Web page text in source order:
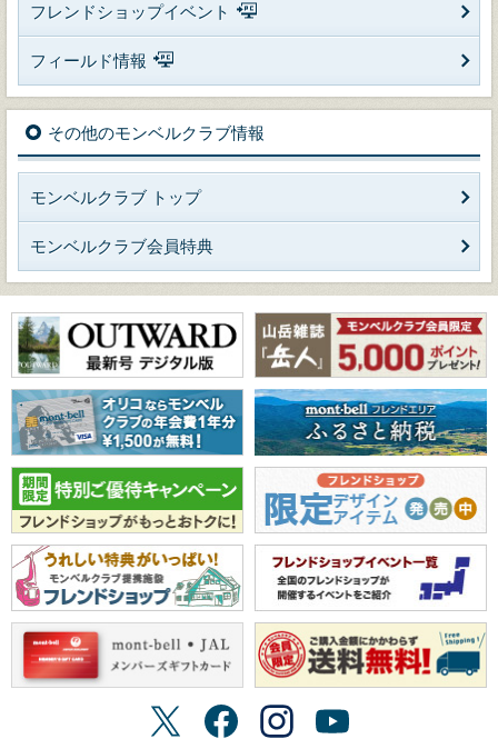
フレンドショップイベント
フィールド情報
その他のモンベルクラブ情報
モンベルクラブ トップ
モンベルクラブ会員特典